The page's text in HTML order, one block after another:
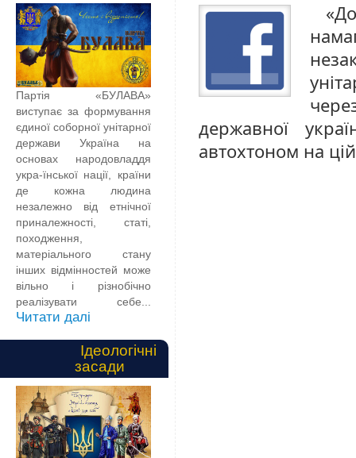
державної
автохтоном на
Партія «БУЛАВА»
виступає за формування
єдиної соборної унітарної
держави Україна на
основах народовладдя
укра-їнської нації, країни
де кожна людина
незалежно від етнічної
приналежності, статі,
походження,
матеріального стану
інших відмінностей може
вільно і різнобічно
реалізувати себе...
Читати далі
Ідеологічні
засади